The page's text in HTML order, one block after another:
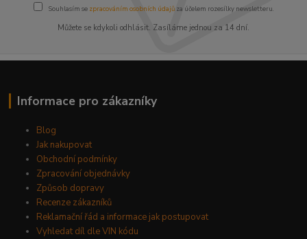
Souhlasím se zpracováním osobních údajůza účelem rozesílky newsletteru.
Můžete se kdykoli odhlásit. Zasíláme jednou za 14 dní.
Informace pro zákazníky
Blog
Jak nakupovat
Obchodní podmínky
Zpracování objednávky
Způsob dopravy
Recenze zákazníků
Reklamační řád a informace jak postupovat
Vyhledat díl dle VIN kódu